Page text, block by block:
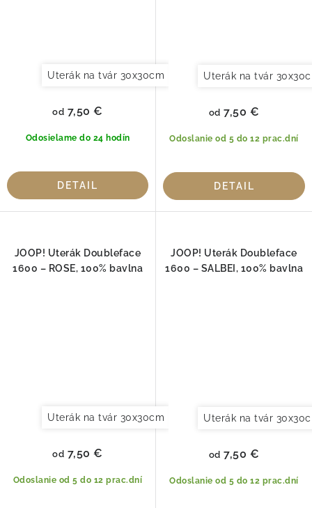
Uterák na tvár 30x30cm Uterák pre hostí 30x50cm
Odosielame do 24 hodín
od 7,50 €
DETAIL
Uterák na tvár
Odoslanie od 5 do 12 prac.dní
od 7,50 €
DETAIL
JOOP! Uterák Doubleface
1600 – ROSE, 100% bavlna
Uterák na tvár 30x30cm Uterák pre hostí 30x50cm
Odoslanie od 5 do 12 prac.dní
od 7,50 €
JOOP! Uterák Doubleface
1600 – SALBEI, 100% bavlna
Uterák na tvár
Odoslanie od 5 do 12 prac.dní
od 7,50 €